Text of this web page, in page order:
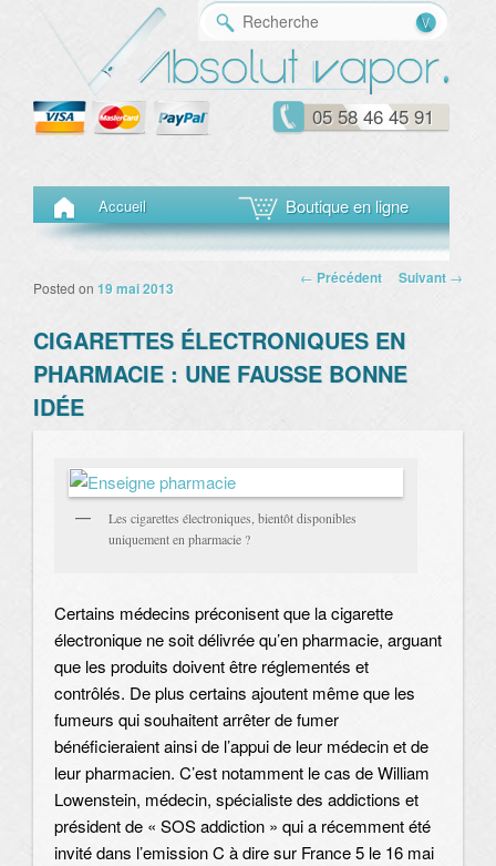
05 58 46 45 91
Menu principal
Aller au contenu principal
Aller au contenu secondaire
Accueil Boutique en ligne
Navigation des
← Précédent Suivant →
CIGARETTES ÉLECTRONIQUES EN
PHARMACIE : UNE FAUSSE BONNE
IDÉE
Posted on 19 mai 2013
Les cigarettes électroniques, bientôt disponibles
uniquement en pharmacie ?
Certains médecins préconisent que la cigarette
électronique ne soit délivrée qu’en pharmacie, arguant
que les produits doivent être réglementés et
contrôlés. De plus certains ajoutent même que les
fumeurs qui souhaitent arrêter de fumer
bénéficieraient ainsi de l’appui de leur médecin et de
leur pharmacien. C’est notamment le cas de William
Lowenstein, médecin, spécialiste des addictions et
président de « SOS addiction » qui a récemment été
invité dans l’emission C à dire sur France 5 le 16 mai